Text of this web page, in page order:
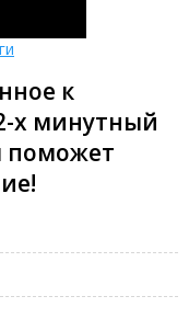
к
х минутный
поможет